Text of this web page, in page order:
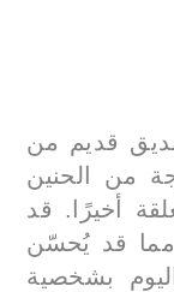
قديم من
من الحنين
أخيرًا. قد
مما قد يُحسّن
بشخصية